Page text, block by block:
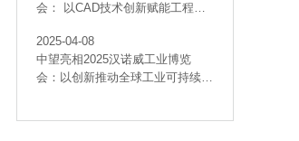
会： 以CAD技术创新赋能工程建
2025-04-08
中望亮相2025汉诺威工业博览
会：以创新推动全球工业可持续发